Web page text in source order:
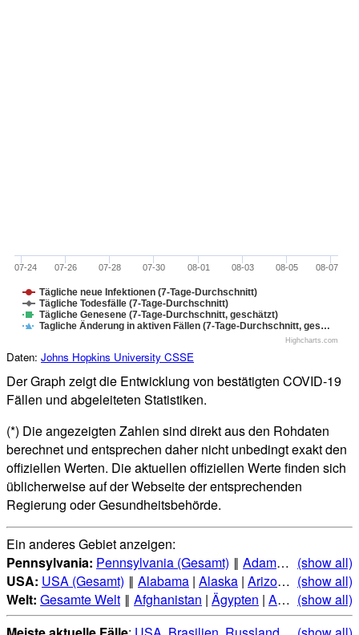
Tägliche neue Infektionen (7-Tage-Durchschnitt)
Tägliche Todesfälle (7-Tage-Durchschnitt)
Tägliche Genesene (7-Tage-Durchschnitt, geschätzt)
Tagliche Änderung in aktiven Fällen (7-Tage-Durchschnitt, ges…
07-24 07-26 07-28 07-30 08-01 08-03 08-05 08-07
Highcharts.com
Daten: Johns Hopkins University CSSE
Der Graph zeigt die Entwicklung von bestätigten COVID-19
Fällen und abgeleiteten Statistiken.
(*) Die angezeigten Zahlen sind direkt aus den Rohdaten
berechnet und entsprechen daher nicht unbedingt exakt den
offiziellen Werten. Die aktuellen offiziellen Werte finden sich
üblicherweise auf der Webseite der entsprechenden
Regierung oder Gesundheitsbehörde.
Ein anderes Gebiet anzeigen:
Pennsylvania: Pennsylvania (Gesamt) ‖ Adams | Allegheny|
(show all)
USA: USA (Gesamt) ‖ Alabama | Alaska | Arizona |Arkansas
(show all)
Welt: Gesamte Welt ‖ Afghanistan | Ägypten | Albanien |
(show all)